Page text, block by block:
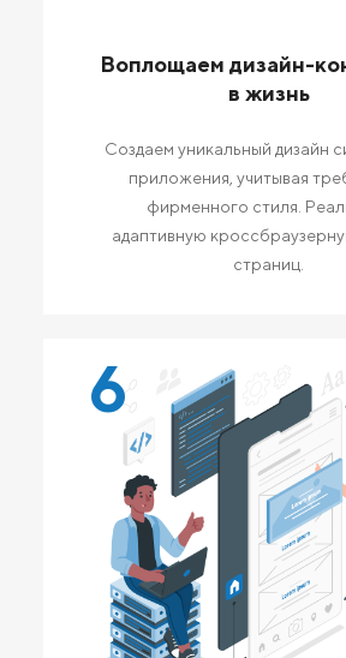
Воплощаем дизайн-
в жизнь
Создаем уникальный дизайн
приложения, учитывая
фирменного стиля.
адаптивную
страниц.
6